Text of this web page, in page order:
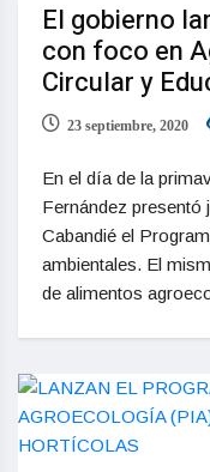
El gobierno
con foco en
Circular y
23 septiembre, 2020
En el día de la
Fernández presentó
Cabandié el
ambientales. El
de alimentos